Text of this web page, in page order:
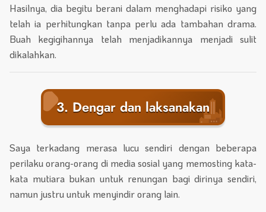
Hasilnya, dia begitu berani dalam menghadapi risiko yang
telah ia perhitungkan tanpa perlu ada tambahan drama.
Buah kegigihannya telah menjadikannya menjadi sulit
dikalahkan.
3. Dengar dan laksanakan
Saya terkadang merasa lucu sendiri dengan beberapa
perilaku orang-orang di media sosial yang memosting kata-
kata mutiara bukan untuk renungan bagi dirinya sendiri,
namun justru untuk menyindir orang lain.